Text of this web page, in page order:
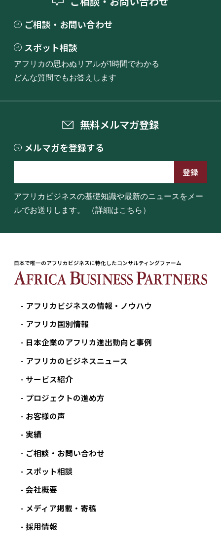
ご相談・お問い合わせ
スポット相談
アフリカの思わぬリアルが1時間でわかる
どんな質問でもお答えします
無料メルマガ登録
メルマガを登録する
アフリカビジネスの基礎知識や最新のニュースをメー
ルでお送りします。
（詳細はこちら）
日本で唯一のアフリカビジネスに特化したコンサルティングファーム
アフリカビジネスの情報・ノウハウ
アフリカ国別情報
日本企業のアフリカ進出動向と事例
アフリカのビジネスニュース
サービス紹介
プロジェクトの進め方
お客様の声
実績
ご相談・お問い合わせ
スポット相談
会社概要
メディア掲載・寄稿
採用情報